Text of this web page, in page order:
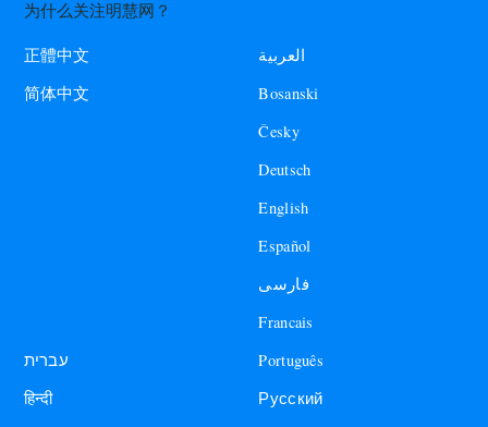
为什么关注明慧网？
正體中文
简体中文
العربية
Bosanski
Česky
Deutsch
English
Español
فارسی
Francais
עברית
हिन्दी
Português
Русский